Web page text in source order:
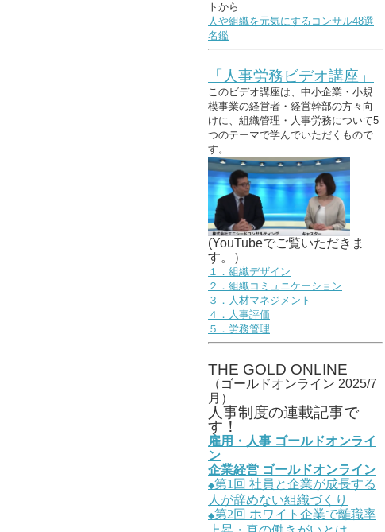
トから
人や組織を元気にするコンサル48選
名鑑
「人事労務ビデオ講座」
このビデオ講座は、中小企業・小規
模事業の経営者・経営幹部の方々向
けに、組織管理・人事労務について5
つのテーマで学んでいただくもので
す。
(YouTubeでご覧いただきま
す。）
１．組織デザイン
２．組織コミュニケーション
３．人材マネジメント
４．人事評価
５．労務管理
THE GOLD ONLINE
（ゴールドオンライン 2025/7
月）
人事制度の連載記事で
す！
雇用・人事 ゴールドオンライ
ン
企業経営 ゴールドオンライン
◆第1 回 社員と企業が成長する
人が辞めない組織づくり
◆第2回 ホワイト企業で離職率